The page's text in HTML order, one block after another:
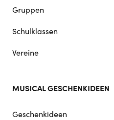
Gruppen
Schulklassen
Vereine
MUSICAL GESCHENKIDEEN
Geschenkideen